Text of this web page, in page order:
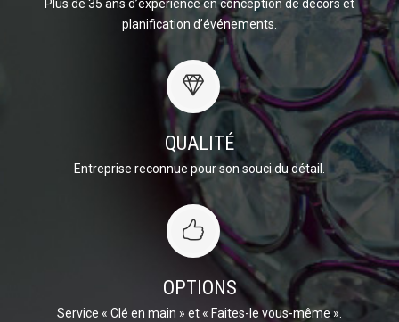
Plus de 35 ans d’expérience en conception de décors et
planification d’événements.
QUALITÉ
Entreprise reconnue pour son souci du détail.
OPTIONS
Service « Clé en main » et « Faites-le vous-même ».